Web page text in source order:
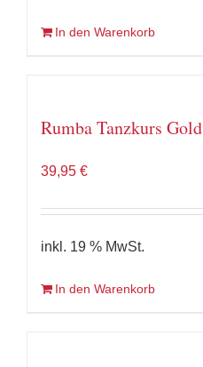
In den Warenkorb
Rumba Tanzkurs Gold
39,95 €
inkl. 19 % MwSt.
In den Warenkorb